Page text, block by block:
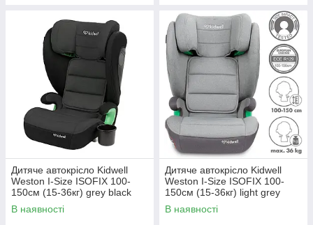
Дитяче автокрісло Kidwell
Weston I-Size ISOFIX 100-
150см (15-36кг) grey black
В наявності
Дитяче автокрісло Kidwell
Weston I-Size ISOFIX 100-
150см (15-36кг) light grey
В наявності